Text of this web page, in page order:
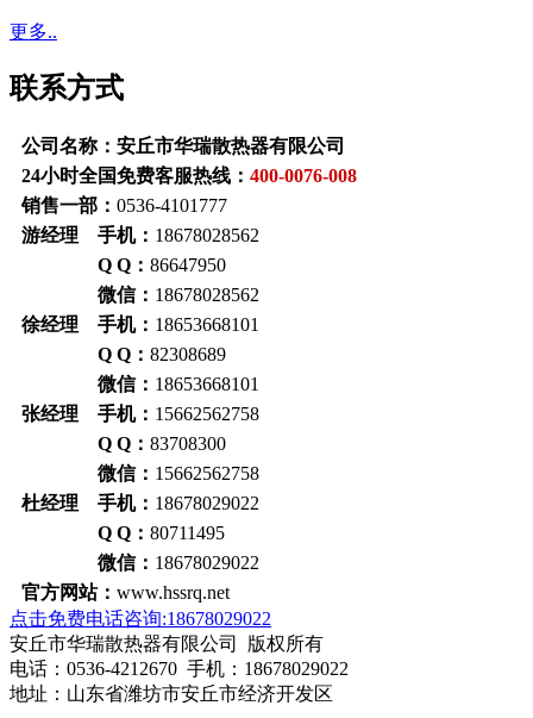
更多..
联系方式
公司名称：安丘市华瑞散热器有限公司
24小时全国免费客服热线： 400-0076-008
销售一部： 0536-4101777
游经理 手机： 18678028562
Q Q： 86647950
微信： 18678028562
徐经理 手机： 18653668101
Q Q： 82308689
微信： 18653668101
张经理 手机： 15662562758
Q Q： 83708300
微信： 15662562758
杜经理 手机： 18678029022
Q Q： 80711495
微信： 18678029022
官方网站： www.hssrq.net
点击免费电话咨询:18678029022
安丘市华瑞散热器有限公司 版权所有
电话：0536-4212670 手机：18678029022
地址：山东省潍坊市安丘市经济开发区